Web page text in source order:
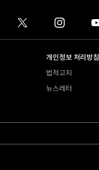
GROUP
twitter instagram
개인정보 처리방침
법적고지
뉴스레터